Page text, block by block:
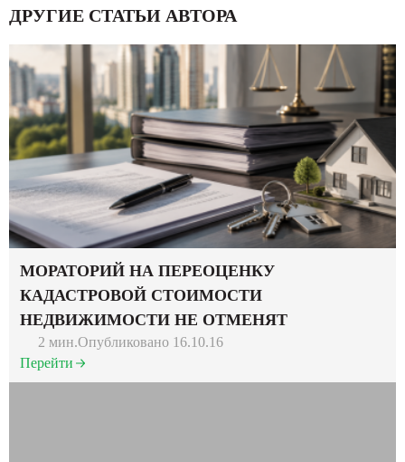
ДРУГИЕ СТАТЬИ АВТОРА
МОРАТОРИЙ НА ПЕРЕОЦЕНКУ
КАДАСТРОВОЙ СТОИМОСТИ
НЕДВИЖИМОСТИ НЕ ОТМЕНЯТ
2 мин.Опубликовано 16.10.16
Перейти